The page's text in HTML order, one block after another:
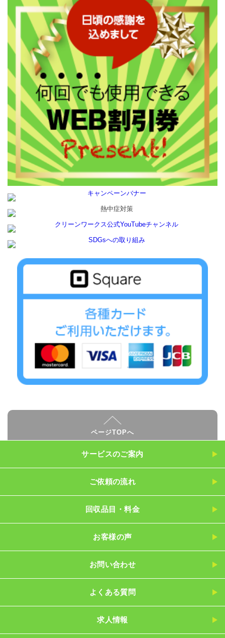
ページTOPへ
サービスのご案内
ご依頼の流れ
回収品目・料金
お客様の声
お問い合わせ
よくある質問
求人情報